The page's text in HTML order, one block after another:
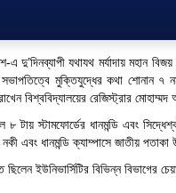
এ দু’দিনব্যাপী যথাযথ মর্যাদায় মহান
মুক্তিযুদ্ধের কথা শোনান ৭
বিশ্ববিদ্যালয়ের রেজিস্ট্রার মোহাম্মদ
স্টামফোর্ডের ধানমন্ডি এবং
নকী এবং ধানমন্ডি ক্যাম্পাসে জাতীয়
ইউনিভার্সিটির বিভিন্ন বিভাগের